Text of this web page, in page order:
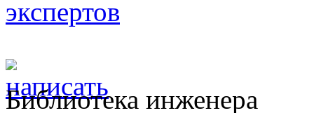
Библиотека инженера